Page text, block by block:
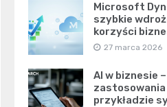
Microsoft
szybkie
korzyści
27 marca 2026
AI w biznesie
zastosowania
przykładzie